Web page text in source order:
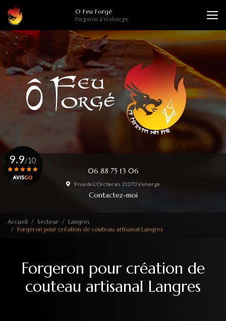
contenu
principal
O Feu Forgé
Forgeron à Vielverge
06 88 75 13 06
9 rue de L'Orcheran, 21270 Vielverge
Contactez-moi
9.9/10
Accueil Secteur
Langres
Forgeron pour création de couteau artisanal Langres
Forgeron pour création de
couteau artisanal Langres